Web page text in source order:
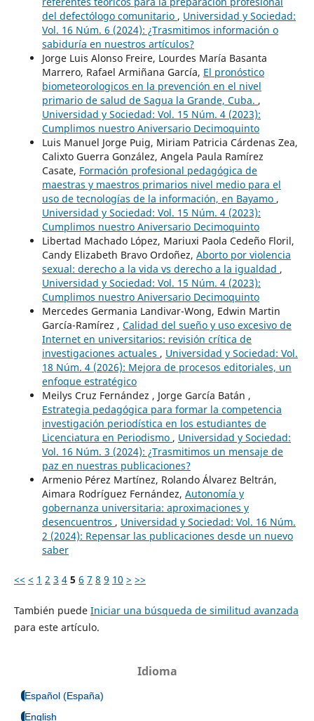
del defectólogo comunitario , Universidad y Sociedad:
Vol. 16 Núm. 6 (2024): ¿Trasmitimos información o
sabiduría en nuestros artículos?
Jorge Luis Alonso Freire, Lourdes María Basanta
Marrero, Rafael Armiñana García, El pronóstico
biometeorologicos en la prevención en el nivel
primario de salud de Sagua la Grande, Cuba. ,
Universidad y Sociedad: Vol. 15 Núm. 4 (2023):
Cumplimos nuestro Aniversario Decimoquinto
Luis Manuel Jorge Puig, Miriam Patricia Cárdenas Zea,
Calixto Guerra González, Angela Paula Ramírez
Casate, Formación profesional pedagógica de
maestras y maestros primarios nivel medio para el
uso de tecnologías de la información, en Bayamo ,
Universidad y Sociedad: Vol. 15 Núm. 4 (2023):
Cumplimos nuestro Aniversario Decimoquinto
Libertad Machado López, Mariuxi Paola Cedeño Floril,
Candy Elizabeth Bravo Ordoñez, Aborto por violencia
sexual: derecho a la vida vs derecho a la igualdad ,
Universidad y Sociedad: Vol. 15 Núm. 4 (2023):
Cumplimos nuestro Aniversario Decimoquinto
Mercedes Germania Landivar-Wong, Edwin Martin
García-Ramírez , Calidad del sueño y uso excesivo de
Internet en universitarios: revisión crítica de
investigaciones actuales , Universidad y Sociedad: Vol.
18 Núm. 4 (2026): Mejora de procesos editoriales, un
enfoque estratégico
Meilys Cruz Fernández , Jorge García Batán ,
Estrategia pedagógica para formar la competencia
investigación periodística en los estudiantes de
Licenciatura en Periodismo , Universidad y Sociedad:
Vol. 16 Núm. 3 (2024): ¿Trasmitimos un mensaje de
paz en nuestras publicaciones?
Armenio Pérez Martínez, Rolando Álvarez Beltrán,
Aimara Rodríguez Fernández, Autonomía y
gobernanza universitaria: aproximaciones y
desencuentros , Universidad y Sociedad: Vol. 16 Núm.
2 (2024): Repensar las publicaciones desde un nuevo
saber
<< < 1 2 3 4 5 6 7 8 9 10 > >>
También puede Iniciar una búsqueda de similitud avanzada
para este artículo.
Idioma
Español (España)
English